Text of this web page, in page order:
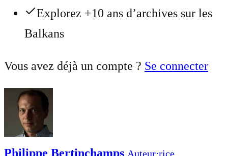
Explorez +10 ans d’archives sur les
Balkans
Vous avez déjà un compte ? Se connecter
Philippe Bertinchamps Auteur⋅rice